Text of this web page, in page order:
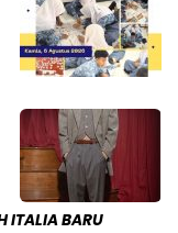
ITALIA BARU